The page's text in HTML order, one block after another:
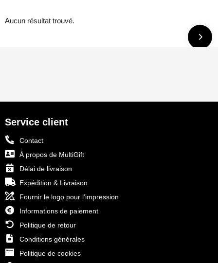
Aucun résultat trouvé.
Service client
Contact
À propos de MultiGift
Délai de livraison
Expédition & Livraison
Fournir le logo pour l'impression
Informations de paiement
Politique de retour
Conditions générales
Politique de cookies